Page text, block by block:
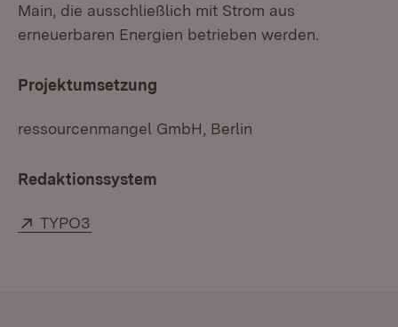
Main, die ausschließlich mit Strom aus
erneuerbaren Energien betrieben werden.
Projektumsetzung
ressourcenmangel GmbH, Berlin
Redaktionssystem
Extern:
TYPO3